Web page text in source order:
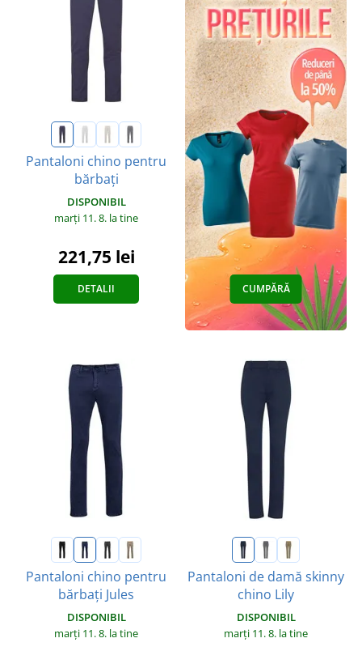
Pantaloni chino pentru
bărbați
DISPONIBIL
marți 11. 8. la tine
221,75 lei
DETALII CUMPĂRĂ
Pantaloni chino pentru
bărbați Jules
DISPONIBIL
marți 11. 8. la tine
Pantaloni de damă skinny
chino Lily
DISPONIBIL
marți 11. 8. la tine